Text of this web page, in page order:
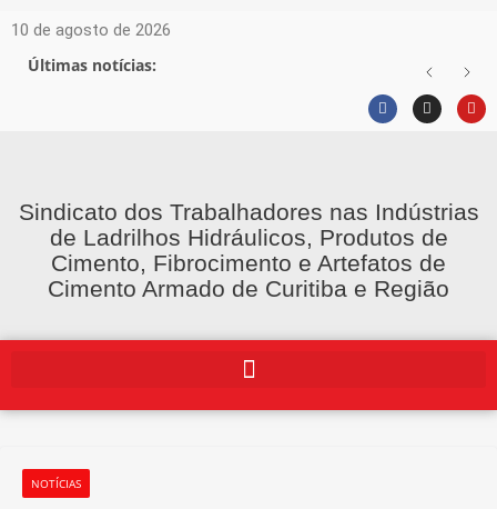
10 de agosto de 2026
Últimas notícias:
Sindicato dos Trabalhadores nas Indústrias
de Ladrilhos Hidráulicos, Produtos de
Cimento, Fibrocimento e Artefatos de
Cimento Armado de Curitiba e Região
NOTÍCIAS